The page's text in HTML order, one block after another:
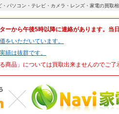
パソコン・テレビ・カメラ・レンズ・家電の買取相
ーから午後5時以降に連絡があります。当
をいただいています。
績は抜群です。
商品」については買取出来ませんのでご了